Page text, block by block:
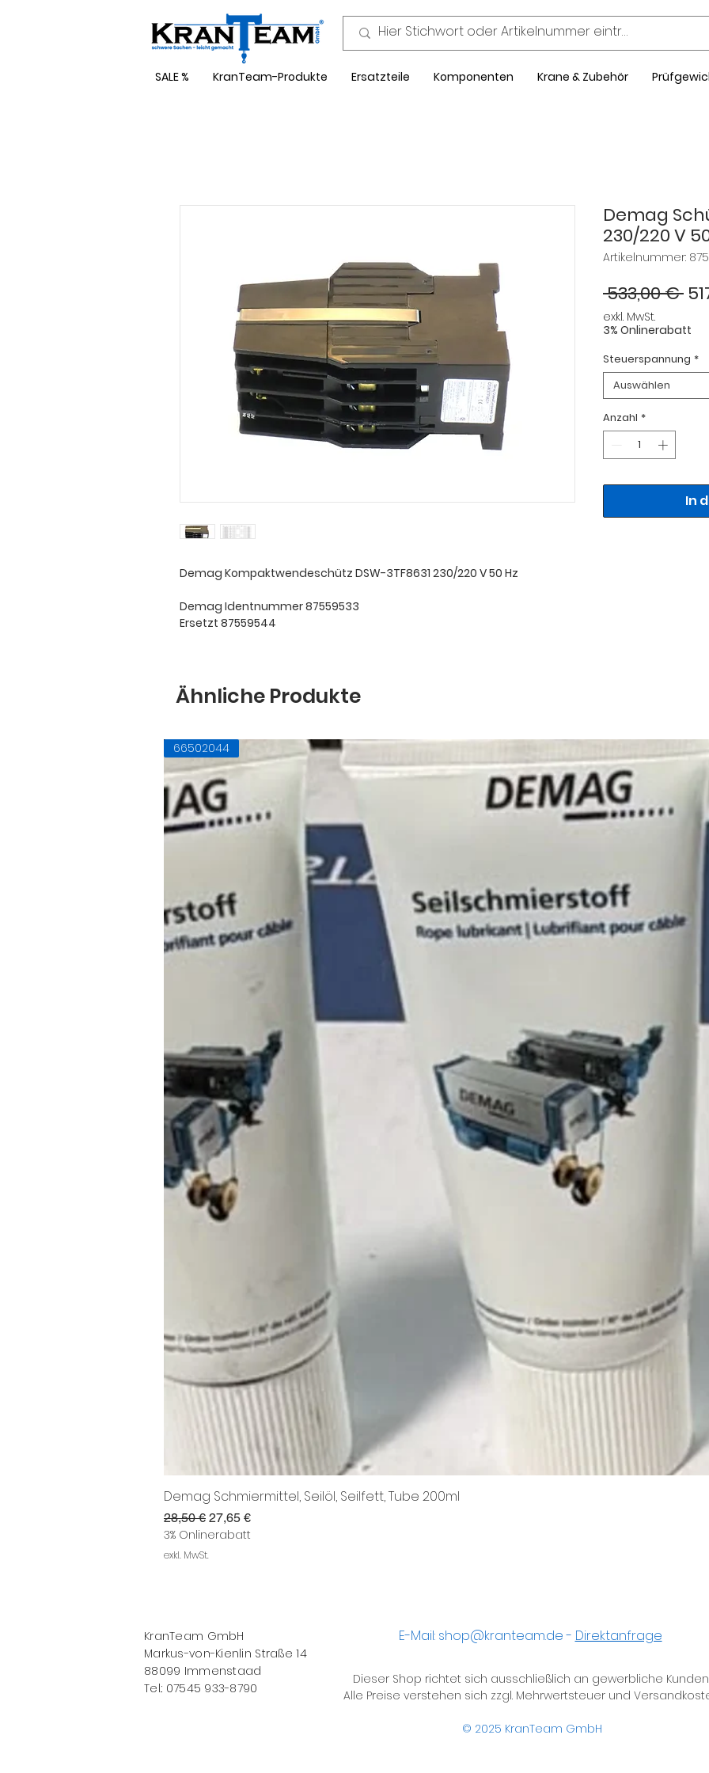
SALE % KranTeam-Produkte Ersatzteile Komponenten Krane & Zubehör
Demag Kompaktwendeschütz DSW-3TF8631 230/220 V 50 Hz
Demag Identnummer 87559533
Ersetzt 87559544
Demag
230/220 V
Artikelnummer:
533,00 €
exkl. MwSt.
3% Onlinerabatt
Steuerspannung *
Auswählen
Anzahl *
In
Ähnliche Produkte
66502044
Demag Schmiermittel, Seilöl, Seilfett, Tube 200ml
Standardpreis
28,50 € Sale-Preis
27,65 €
3% Onlinerabatt
exkl. MwSt.
KranTeam GmbH
Markus-von-Kienlin Straße 14
88099 Immenstaad
Tel.: 07545 933-8790
E-Mail: shop@kranteam.de- Direktanfrage
Dieser Shop richtet sich ausschließlich an gewerbliche
Alle Preise verstehen sich zzgl. Mehrwertsteuer und
© 2025 KranTeam GmbH